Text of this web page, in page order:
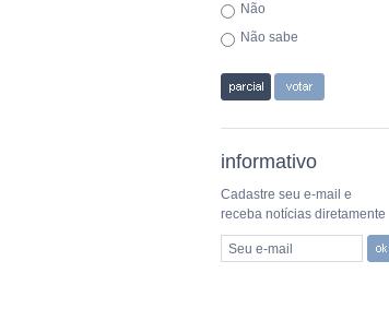
Não
Não sabe
informativo
Cadastre seu e-mail e
receba notícias diretamente
Seu e-mail